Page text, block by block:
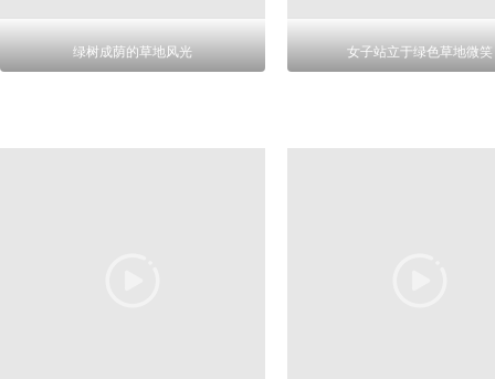
绿树成荫的草地风光 女子站立于绿色草地微笑